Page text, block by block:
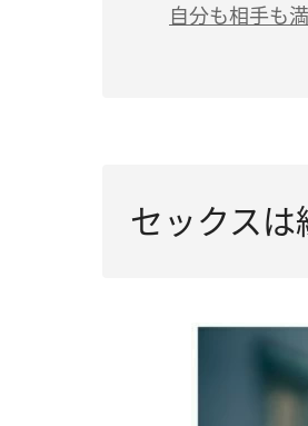
自分も相手も
セックスは